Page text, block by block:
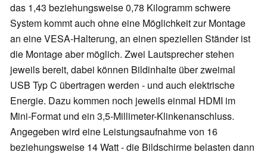
das 1,43 beziehungsweise 0,78 Kilogramm schwere
System kommt auch ohne eine Möglichkeit zur Montage
an eine VESA-Halterung, an einen speziellen Ständer ist
die Montage aber möglich. Zwei Lautsprecher stehen
jeweils bereit, dabei können Bildinhalte über zweimal
USB Typ C übertragen werden - und auch elektrische
Energie. Dazu kommen noch jeweils einmal HDMI im
Mini-Format und ein 3,5-Millimeter-Klinkenanschluss.
Angegeben wird eine Leistungsaufnahme von 16
beziehungsweise 14 Watt - die Bildschirme belasten dann